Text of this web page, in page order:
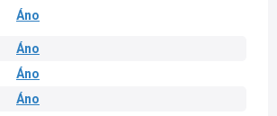
Áno
Áno
Áno
Áno